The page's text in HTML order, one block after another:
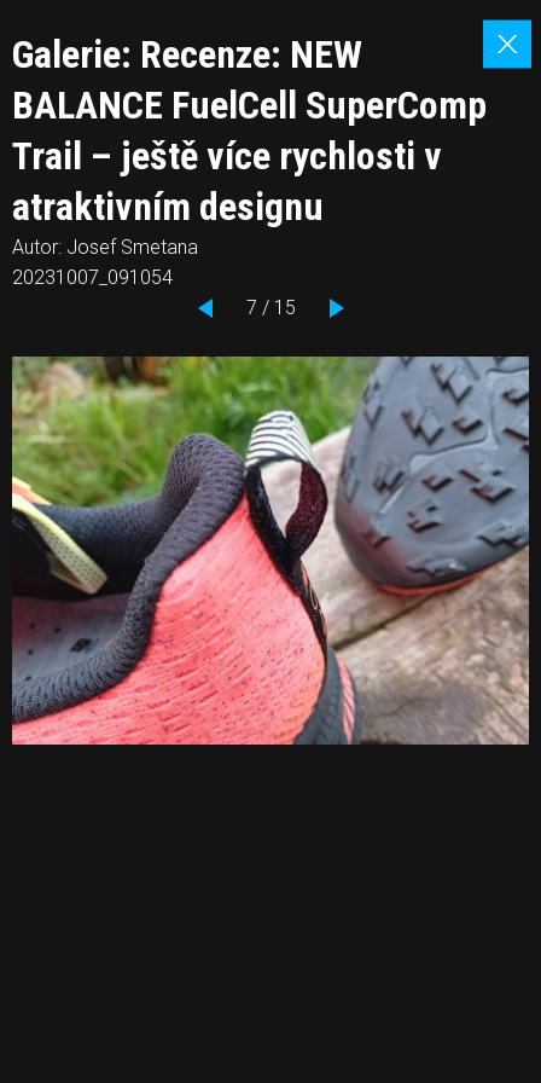
Galerie: Recenze: NEW
BALANCE FuelCell SuperComp
Trail – ještě více rychlosti v
atraktivním designu
Autor: Josef Smetana
20231007_091054
7 / 15